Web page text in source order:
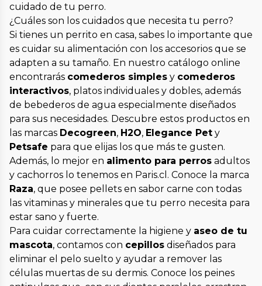
cuidado de tu perro.
¿Cuáles son los cuidados que necesita tu perro?
Si tienes un perrito en casa, sabes lo importante que
es cuidar su alimentación con los accesorios que se
adapten a su tamaño. En nuestro catálogo online
encontrarás comederos simples y comederos
interactivos, platos individuales y dobles, además
de bebederos de agua especialmente diseñados
para sus necesidades. Descubre estos productos en
las marcas Decogreen, H2O, Elegance Pet y
Petsafe para que elijas los que más te gusten.
Además, lo mejor en alimento para perros adultos
y cachorros lo tenemos en Paris.cl. Conoce la marca
Raza, que posee pellets en sabor carne con todas
las vitaminas y minerales que tu perro necesita para
estar sano y fuerte.
Para cuidar correctamente la higiene y aseo de tu
mascota, contamos con cepillos diseñados para
eliminar el pelo suelto y ayudar a remover las
células muertas de su dermis. Conoce los peines